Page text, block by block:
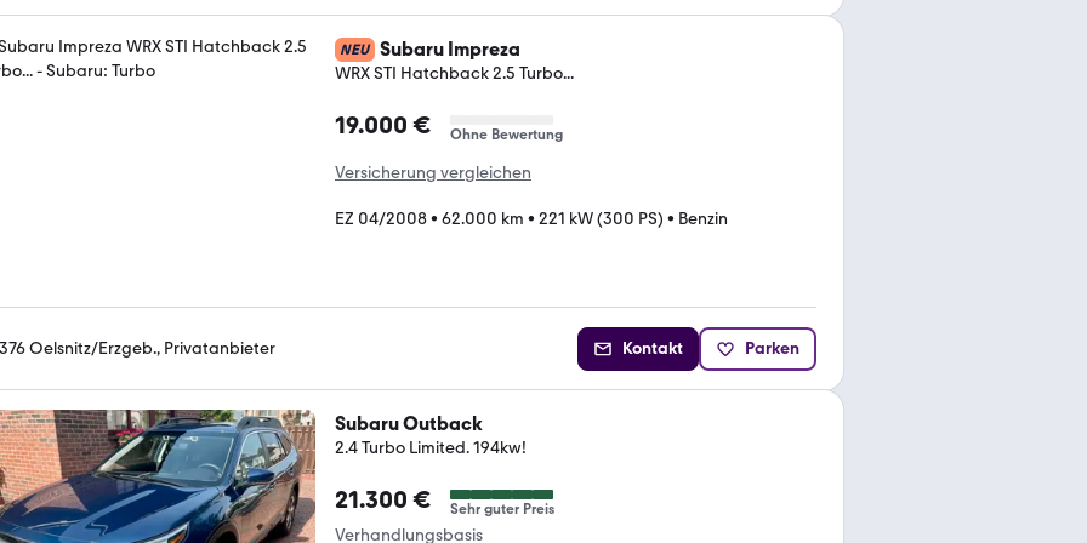
NEU Subaru Impreza
WRX STI Hatchback 2.5 Turbo...
19.000 € Ohne Bewertung
Versicherung vergleichen
EZ 04/2008• 62.000 km • 221 kW (300 PS) • Benzin
Oelsnitz/Erzgeb., Privatanbieter Kontakt Parken
Subaru Outback
2.4 Turbo Limited. 194kw!
21.300 € Sehr guter Preis
Verhandlungsbasis